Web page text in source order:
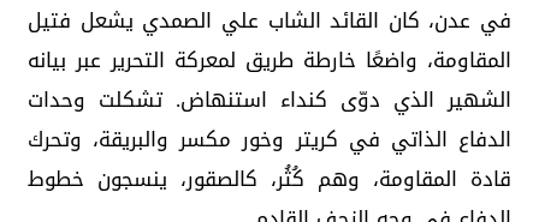
في عدن، كان القائد الشاب علي الصمدي يشعل فتيل
المقاومة، واضعًا خارطة طريق لمعركة التحرير عبر بيانه
الشهير الذي دوّى كنداء استنهاض. تشكلت وحدات
الدفاع الذاتي في كريتر وخور مكسر والبريقة، وتحرك
قادة المقاومة، وهم كُثُر، كالصقور، ينسجون خطوط